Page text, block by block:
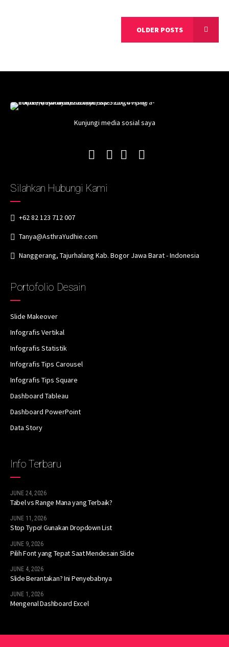
OLDER POSTS
Kunjungi media sosial saya
Silahkan Hubungi Kami
+62 82 123 712 007
Tanya@AsthraYudhie.com
Nanggerang, Tajurhalang Kab. Bogor Jawa Barat - Indonesia
Portofolio Desain
Slide Makeover
Infografis Vertikal
Infografis Statistik
Infografis Tips Carousel
Infografis Tips Square
Dashboard Tableau
Dashboard PowerPoint
Data Story
Info Terbaru
JUNE 24, 2026
Tabel vs Range Mana yang Terbaik?
JUNE 11, 2026
Stop Typo! Gunakan Dropdown List
JUNE 9, 2026
Pilih Font yang Tepat Saat Mendesain Slide
JUNE 4, 2026
Slide Berantakan? Ini Penyebabnya
JUNE 1, 2026
Mengenal Dashboard Excel